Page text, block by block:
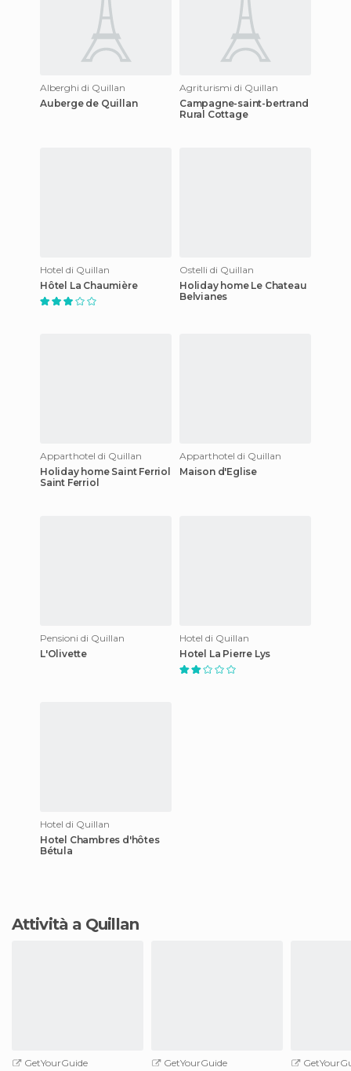
Alberghi di Quillan
Auberge de Quillan
Agriturismi di Quillan
Campagne-saint-bertrand
Rural Cottage
Hotel di Quillan
Hôtel La Chaumière
Ostelli di Quillan
Holiday home Le Chateau
Belvianes
Apparthotel di Quillan
Holiday home Saint Ferriol
Saint Ferriol
Apparthotel di Quillan
Maison d'Eglise
Pensioni di Quillan
L'Olivette
Hotel di Quillan
Hotel La Pierre Lys
Hotel di Quillan
Hotel Chambres d'hôtes
Bétula
Attività a Quillan
GetYourGuide
GetYourGuide